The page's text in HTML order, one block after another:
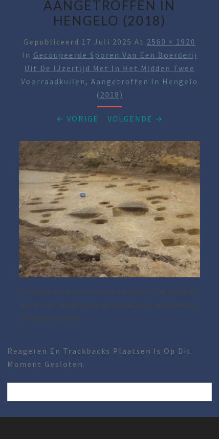
AANGETROFFEN IN
HENGELO (2018)
Gepubliceerd 17 Juli 2025 At 2560 × 1920
In Gecoupeerde Sporen Van Een Boerderij
Uit De IJzertijd Met In Het Midden Twee
Voorraadkuilen, Aangetroffen In Hengelo
(2018)
← VORIGE / VOLGENDE →
Gecoupeerde sporen van een boerderij uit de IJzertijd
met in het midden twee voorraadkuilen, aangetroffen
in Hengelo (2018)
Reageren En Trackbacks Plaatsen Is Op Dit
Moment Gesloten.